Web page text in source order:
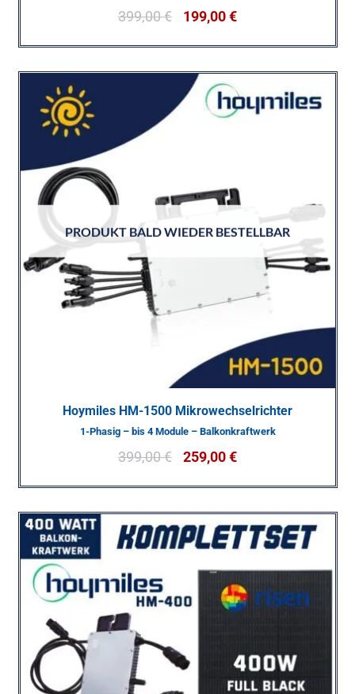
399,00€ 199,00€
PRODUKT BALD WIEDER BESTELLBAR
Hoymiles HM-1500 Mikrowechselrichter
1-Phasig – bis 4 Module – Balkonkraftwerk
399,00€ 259,00€